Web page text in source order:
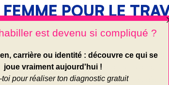
POUR LE
pantalon noir, d’un top violet et d’une
paire de chaussures plates ou à talons.
comme une belle paire de boucles